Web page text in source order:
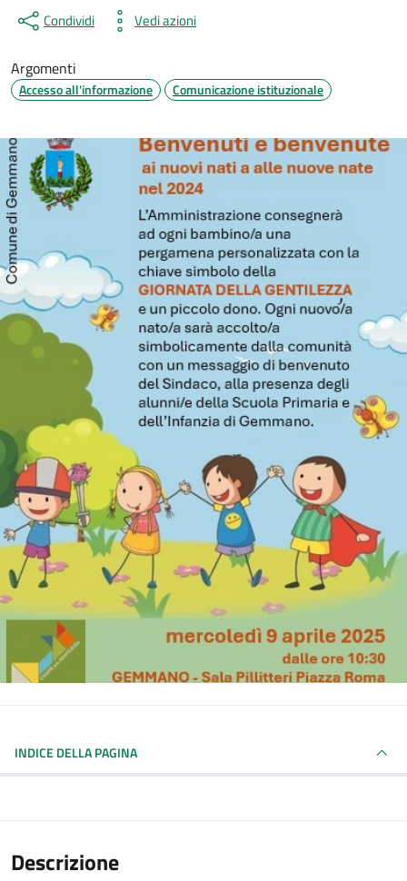
Condividi Vedi azioni
Argomenti
Accesso all'informazione Comunicazione istituzionale
INDICE DELLA PAGINA
Descrizione